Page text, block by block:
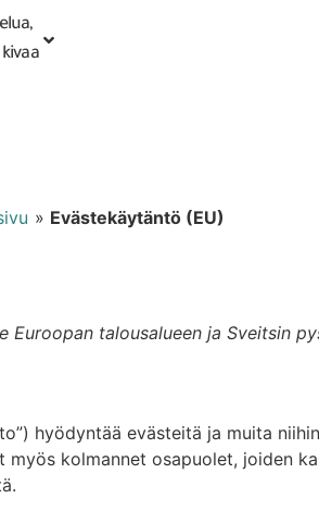
tai
» Evästekäytäntö (EU)
talousalueen ja Sveitsin
hyödyntää evästeitä ja muita
kolmannet osapuolet, joiden